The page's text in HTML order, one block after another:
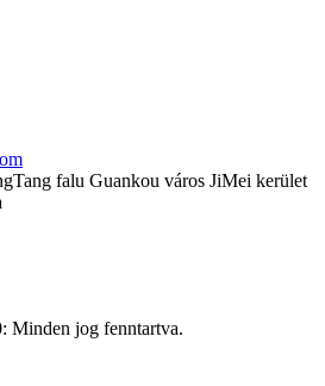
falu Guankou város JiMei kerület
Minden jog fenntartva.